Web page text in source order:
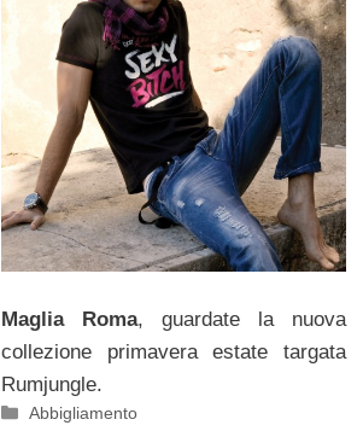
Maglia Roma, guardate la nuova
collezione primavera estate targata
Rumjungle.
Categorie
Abbigliamento